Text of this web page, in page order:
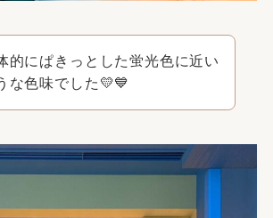
的にぱきっとした蛍光色に近い
な色味でした💛💙